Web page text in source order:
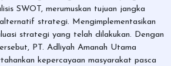
SWOT, merumuskan tujuan jangka
strategi. Mengimplementasikan
strategi yang telah dilakukan. Dengan
PT. Adliyah Amanah Utama
kepercayaan masyarakat pasca